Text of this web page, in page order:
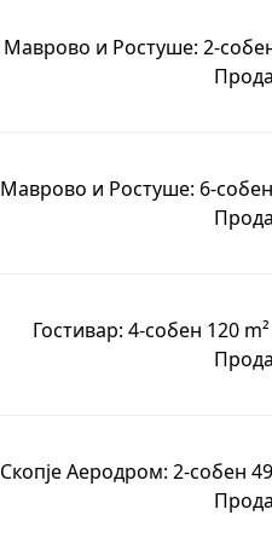
Маврово и Ростуше: 2-
Маврово и Ростуше: 6-
Гостивар: 4-собен 120
Скопје Аеродром: 2-собен